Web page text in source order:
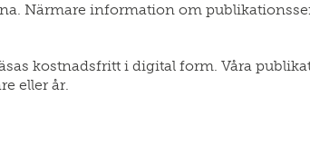
Närmare information om
kostnadsfritt i digital form. Våra
eller år.